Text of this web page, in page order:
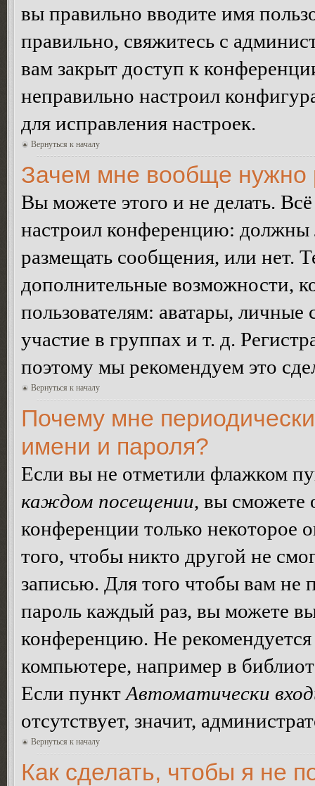
вы правильно вводите имя
правильно, свяжитесь с
вам закрыт доступ к
неправильно настроил
для исправления настроек.
Вернуться к началу
Зачем мне вообще нужно
Вы можете этого и не делать.
настроил конференцию: должны
размещать сообщения, или нет.
дополнительные возможности,
пользователям: аватары,
участие в группах и т. д.
поэтому мы рекомендуем это
Вернуться к началу
Почему мне
имени и пароля?
Если вы не отметили флажком
каждом посещении, вы сможете
конференции только некоторое
того, чтобы никто другой не
записью. Для того чтобы вам не
пароль каждый раз, вы можете
конференцию. Не
компьютере, например в
Если пункт Автоматически
отсутствует, значит,
Вернуться к началу
Как сделать, чтобы я не